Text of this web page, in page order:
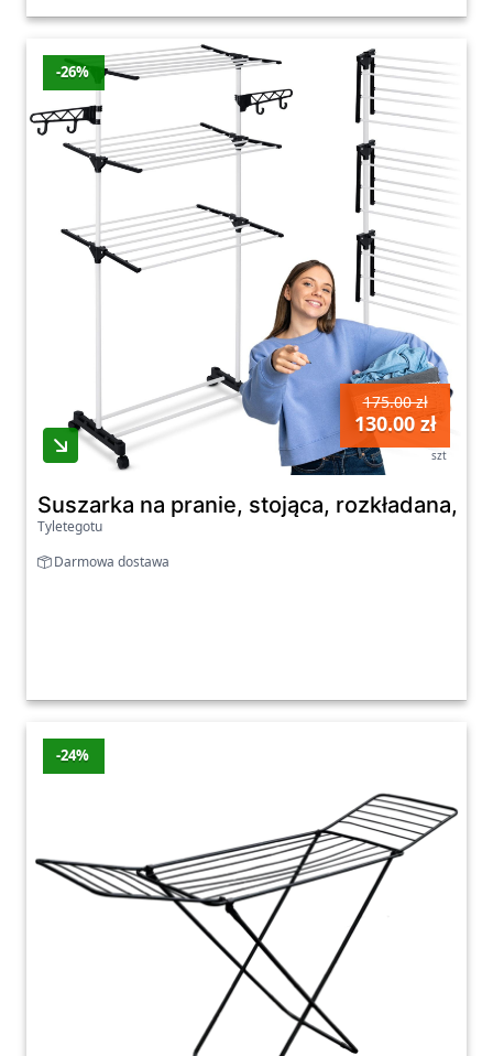
-26%
175.00 zł
130.00 zł
szt
Suszarka na pranie, stojąca, rozkładana, 15
Tyletegotu
Darmowa dostawa
-24%